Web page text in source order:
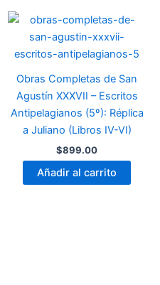
Obras Completas de San
Agustín XXXVII – Escritos
Antipelagianos (5º): Réplica
a Juliano (Libros IV-VI)
$899.00
Añadir al carrito